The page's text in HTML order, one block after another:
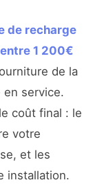
de recharge
entre 1 200€
de la
en service.
coût final : le
votre
et les
installation.